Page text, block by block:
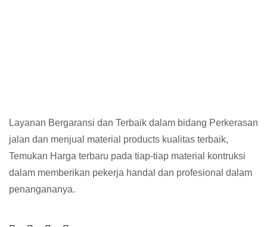
Layanan Bergaransi dan Terbaik dalam bidang Perkerasan
jalan dan menjual material products kualitas terbaik,
Temukan Harga terbaru pada tiap-tiap material kontruksi
dalam memberikan pekerja handal dan profesional dalam
penangananya.